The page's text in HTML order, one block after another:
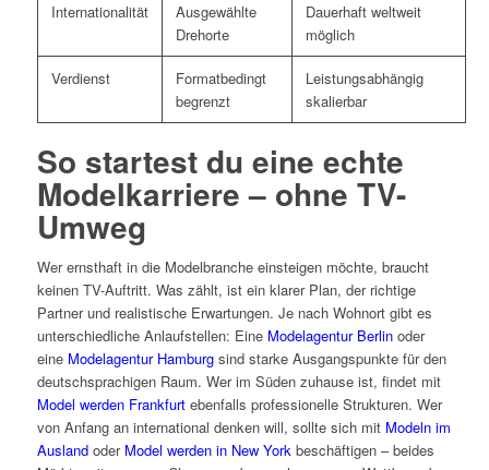
Internationalität
Ausgewählte
Drehorte
Dauerhaft weltweit
möglich
Verdienst
Formatbedingt
begrenzt
Leistungsabhängig
skalierbar
So startest du eine echte
Modelkarriere – ohne TV-
Umweg
Wer ernsthaft in die Modelbranche einsteigen möchte, braucht
keinen TV-Auftritt. Was zählt, ist ein klarer Plan, der richtige
Partner und realistische Erwartungen. Je nach Wohnort gibt es
unterschiedliche Anlaufstellen: Eine Modelagentur Berlinoder
eine Modelagentur Hamburgsind starke Ausgangspunkte für den
deutschsprachigen Raum. Wer im Süden zuhause ist, findet mit
Model werden Frankfurtebenfalls professionelle Strukturen. Wer
von Anfang an international denken will, sollte sich mit Modeln im
Auslandoder Model werden in New Yorkbeschäftigen – beides